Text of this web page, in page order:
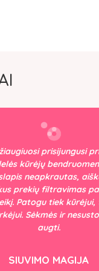
kad atsirado
Paprasta
Džiaugiamės,
čia esame. Geriausios
kloties!